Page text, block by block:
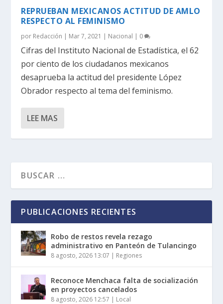
REPRUEBAN MEXICANOS ACTITUD DE AMLO
RESPECTO AL FEMINISMO
por Redacción | Mar 7, 2021 | Nacional | 0
Cifras del Instituto Nacional de Estadística, el 62
por ciento de los ciudadanos mexicanos
desaprueba la actitud del presidente López
Obrador respecto al tema del feminismo.
LEE MAS
PUBLICACIONES RECIENTES
Robo de restos revela rezago
administrativo en Panteón de Tulancingo
8 agosto, 2026 13:07 | Regiones
Reconoce Menchaca falta de socialización
en proyectos cancelados
8 agosto, 2026 12:57 | Local